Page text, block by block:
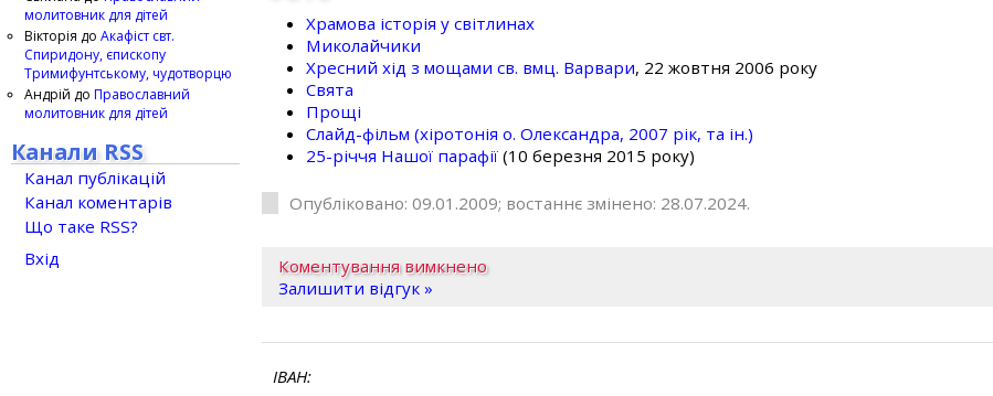
Храмова історія у світлинах
Миколайчики
Хресний хід з мощами св. вмц. Варвари, 22 жовтня 2006 року
Свята
Прощі
Слайд-фільм (хіротонія о. Олександра, 2007 рік, та ін.)
25-рiччя Нашої парафiї (10 березня 2015 року)
Опубліковано: 09.01.2009; востаннє змінено: 28.07.2024.
Коментування вимкнено
Залишити відгук »
ІВАН
молитовник для дітей
Вікторія до Акафіст свт.
Спиридону, єпископу
Тримифунтському, чудотворцю
Андрій до Православний
молитовник для дітей
Канали RSS
Канал публікацій
Канал коментарів
Що таке RSS?
Вхід